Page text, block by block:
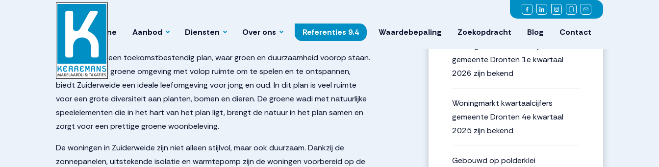
Home Aanbod Diensten Over ons Referenties 9.4 Waardebepaling Zoekopdracht Blog Contact
937262c9669e7934ac445e8d23effc0194e71e
Zuiderweide fase 2
Zuiderweide is een toekomstbestendig plan, waar groen en duurzaamheid voorop staan.
Gelegen in een groene omgeving met volop ruimte om te spelen en te ontspannen,
biedt Zuiderweide een ideale leefomgeving voor jong en oud. In dit plan is veel ruimte
voor een grote diversiteit aan planten, bomen en dieren. De groene wadi met natuurlijke
speelelementen die in het hart van het plan ligt, brengt de natuur in het plan samen en
zorgt voor een prettige groene woonbeleving.
De woningen in Zuiderweide zijn niet alleen stijlvol, maar ook duurzaam. Dankzij de
zonnepanelen, uitstekende isolatie en warmtepomp zijn de woningen voorbereid op de
Meest recente
gemeente Dronten 1e kwartaal
2026 zijn bekend
Woningmarkt kwartaalcijfers
gemeente Dronten 4e kwartaal
2025 zijn bekend
Gebouwd op polderklei